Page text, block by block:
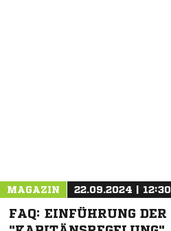
MAGAZIN 22.09.2024 | 12:30
FAQ: EINFÜHRUNG DER